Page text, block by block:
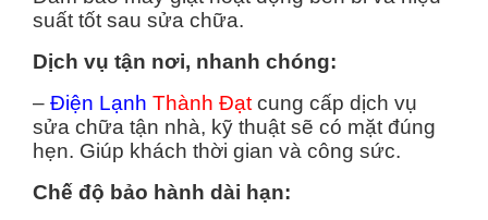
suất tốt sau sửa chữa.
Dịch vụ tận nơi, nhanh chóng:
– Điện Lạnh Thành Đạt cung cấp dịch vụ
sửa chữa tận nhà, kỹ thuật sẽ có mặt đúng
hẹn. Giúp khách thời gian và công sức.
Chế độ bảo hành dài hạn: